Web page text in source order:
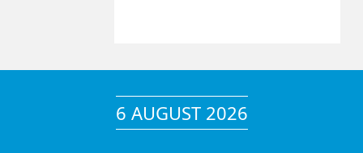
6 AUGUST 2026